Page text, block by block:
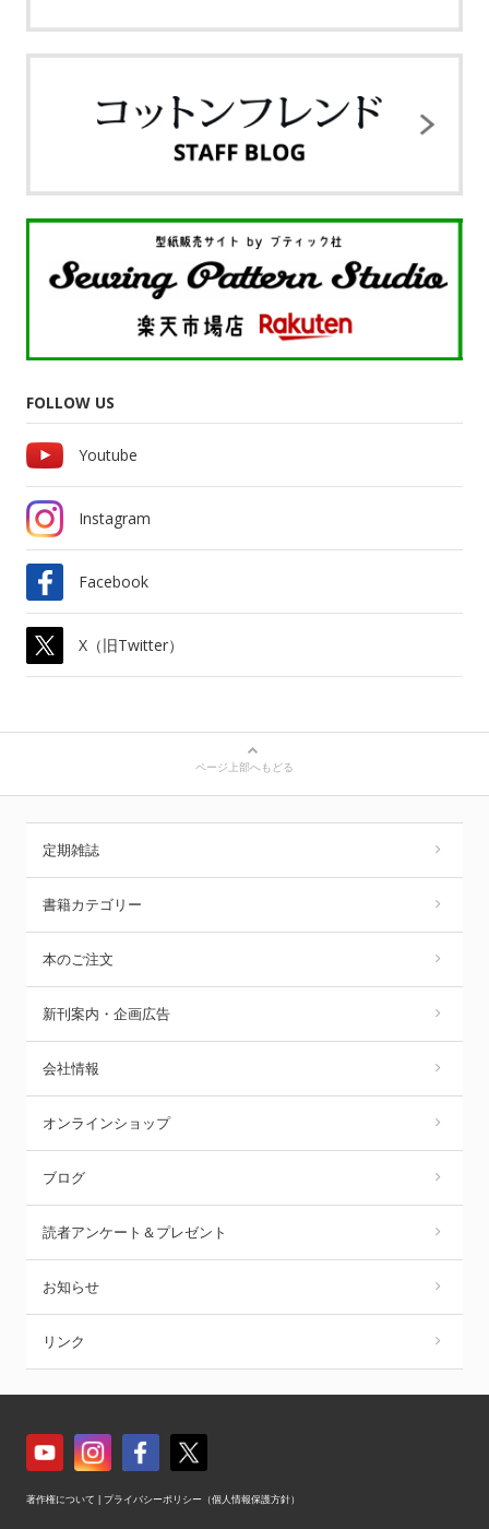
FOLLOW US
Youtube
Instagram
Facebook
X（旧Twitter）
ページ上部へもどる
定期雑誌
書籍カテゴリー
本のご注文
新刊案内・企画広告
会社情報
オンラインショップ
ブログ
読者アンケート＆プレゼント
お知らせ
リンク
著作権について プライバシーポリシー（個人情報保護方針）